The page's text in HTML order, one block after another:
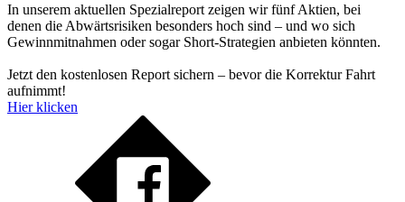
In unserem aktuellen Spezialreport zeigen wir fünf Aktien, bei
denen die Abwärtsrisiken besonders hoch sind – und wo sich
Gewinnmitnahmen oder sogar Short-Strategien anbieten könnten.
Jetzt den kostenlosen Report sichern – bevor die Korrektur Fahrt
aufnimmt!
Hier klicken